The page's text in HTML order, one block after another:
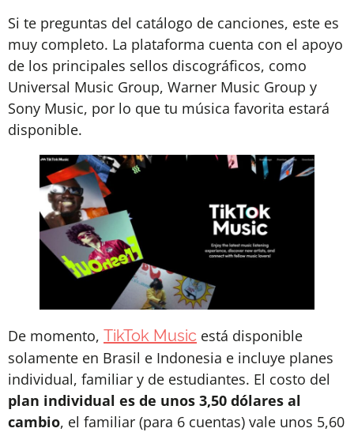
Si te preguntas del catálogo de canciones, este es
muy completo. La plataforma cuenta con el apoyo
de los principales sellos discográficos, como
Universal Music Group, Warner Music Group y
Sony Music, por lo que tu música favorita estará
disponible.
De momento, TikTok Music está disponible
solamente en Brasil e Indonesia e incluye planes
individual, familiar y de estudiantes. El costo del
plan individual es de unos 3,50 dólares al
cambio, el familiar (para 6 cuentas) vale unos 5,60